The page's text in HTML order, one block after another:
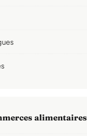
alimentaires